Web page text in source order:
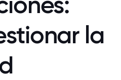
la